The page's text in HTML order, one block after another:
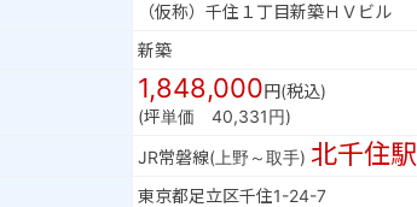
（仮称）千住１丁目新築ＨＶビル
新築
1,848,000円(税込)
(坪単価 40,331円)
JR常磐線(上野～取手) 北千住駅
東京都足立区千住1-24-7